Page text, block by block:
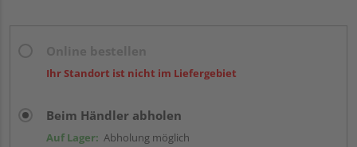
Ihr Standort ist nicht im Liefergebiet
Beim Händler abholen
Auf Lager: Abholung möglich